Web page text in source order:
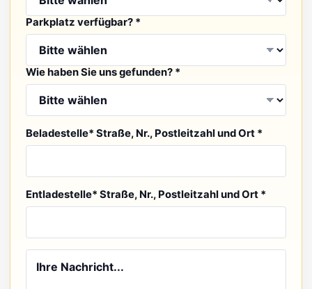
Parkplatz verfügbar? *
Wie haben Sie uns gefunden? *
Beladestelle* Straße, Nr., Postleitzahl und Ort *
Entladestelle* Straße, Nr., Postleitzahl und Ort *